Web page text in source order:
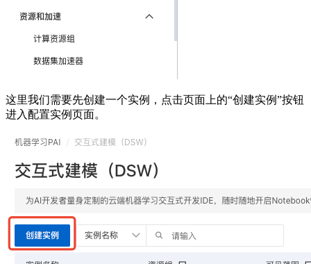
这里我们需要先创建一个实例，点击页面上的“创建实例”按钮
进入配置实例页面。